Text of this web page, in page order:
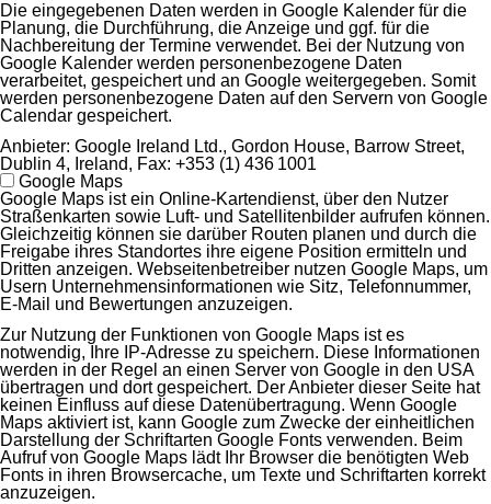
Die eingegebenen Daten werden in Google Kalender für die
Planung, die Durchführung, die Anzeige und ggf. für die
Nachbereitung der Termine verwendet. Bei der Nutzung von
Google Kalender werden personenbezogene Daten
verarbeitet, gespeichert und an Google weitergegeben. Somit
werden personenbezogene Daten auf den Servern von Google
Calendar gespeichert.
Anbieter: Google Ireland Ltd., Gordon House, Barrow Street,
Dublin 4, Ireland, Fax: +353 (1) 436 1001
Google Maps
Google Maps ist ein Online-Kartendienst, über den Nutzer
Straßenkarten sowie Luft- und Satellitenbilder aufrufen können.
Gleichzeitig können sie darüber Routen planen und durch die
Freigabe ihres Standortes ihre eigene Position ermitteln und
Dritten anzeigen. Webseitenbetreiber nutzen Google Maps, um
Usern Unternehmensinformationen wie Sitz, Telefonnummer,
E-Mail und Bewertungen anzuzeigen.
Zur Nutzung der Funktionen von Google Maps ist es
notwendig, Ihre IP-Adresse zu speichern. Diese Informationen
werden in der Regel an einen Server von Google in den USA
übertragen und dort gespeichert. Der Anbieter dieser Seite hat
keinen Einfluss auf diese Datenübertragung. Wenn Google
Maps aktiviert ist, kann Google zum Zwecke der einheitlichen
Darstellung der Schriftarten Google Fonts verwenden. Beim
Aufruf von Google Maps lädt Ihr Browser die benötigten Web
Fonts in ihren Browsercache, um Texte und Schriftarten korrekt
anzuzeigen.